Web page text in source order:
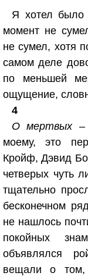
Я хотел было
момент не
не сумел, хотя
самом деле
по меньшей
ощущение,
4
О мертвых –
моему, это
Кройф, Дэвид
четверых чуть
тщательно
бесконечном
не нашлось
покойных
объявлялся
вещали о том,